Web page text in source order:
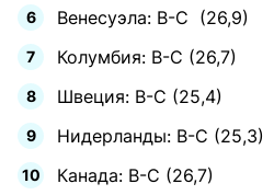
Венесуэла: B-C (26,9)
Колумбия: B-C (26,7)
Швеция: B-C (25,4)
Нидерланды: B-C (25,3)
Канада: B-C (26,7)